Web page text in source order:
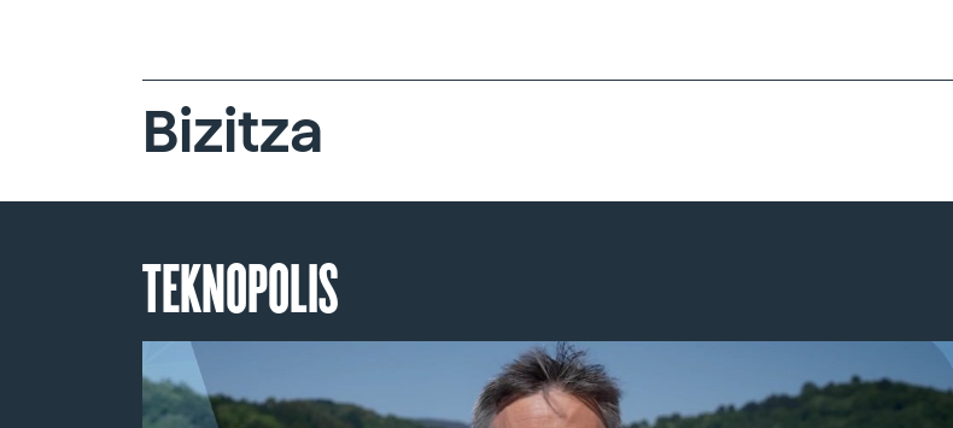
Bizitza
TEKNOPOLIS